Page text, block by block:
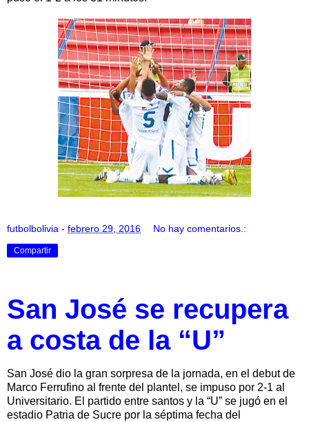
futbolbolivia - febrero 29, 2016 No hay comentarios.:
Compartir
San José se recupera
a costa de la “U”
San José dio la gran sorpresa de la jornada, en el debut de
Marco Ferrufino al frente del plantel, se impuso por 2-1 al
Universitario. El partido entre santos y la “U” se jugó en el
estadio Patria de Sucre por la séptima fecha del